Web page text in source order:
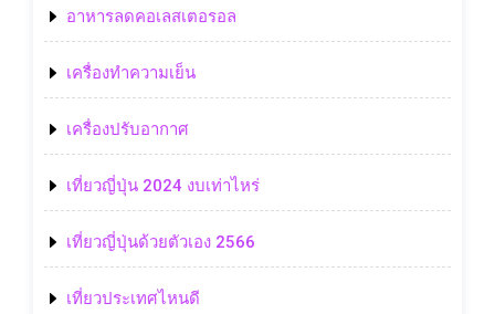
อาหารลดคอเลสเตอรอล
เครื่องทำความเย็น
เครื่องปรับอากาศ
เที่ยวญี่ปุ่น 2024 งบเท่าไหร่
เที่ยวญี่ปุ่นด้วยตัวเอง 2566
เที่ยวประเทศไหนดี